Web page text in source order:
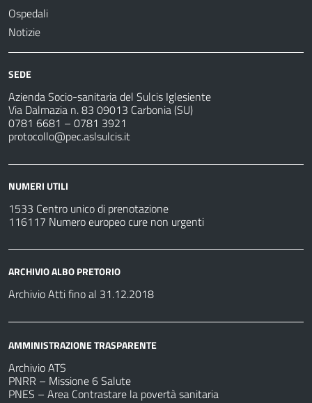
Ospedali
Notizie
SEDE
Azienda Socio-sanitaria del Sulcis Iglesiente
Via Dalmazia n. 83 09013 Carbonia (SU)
0781 6681 – 0781 3921
protocollo@pec.aslsulcis.it
NUMERI UTILI
1533 Centro unico di prenotazione
116117 Numero europeo cure non urgenti
ARCHIVIO ALBO PRETORIO
Archivio Atti fino al 31.12.2018
AMMINISTRAZIONE TRASPARENTE
Archivio ATS
PNRR – Missione 6 Salute
PNES – Area Contrastare la povertà sanitaria